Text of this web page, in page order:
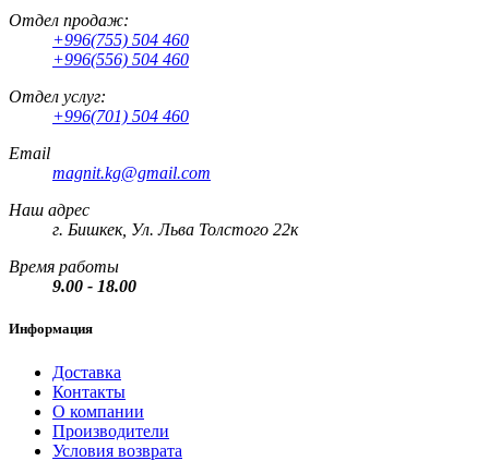
Отдел продаж:
+996(755) 504 460
+996(556) 504 460
Отдел услуг:
+996(701) 504 460
Email
magnit.kg@gmail.com
Наш адрес
г. Бишкек, Ул. Льва Толстого 22к
Время работы
9.00 - 18.00
Информация
Доставка
Контакты
О компании
Производители
Условия возврата